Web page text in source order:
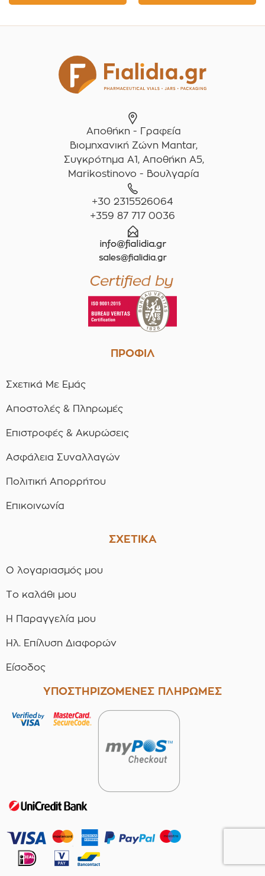
Αποθήκη - Γραφεία
Βιομηχανική Ζώνη Mantar,
Συγκρότημα A1, Αποθήκη Α5,
Marikostinovo - Βουλγαρία
+30 2315526064
+359 87 717 0036
ΠΡΟΦΙΛ
Σχετικά Με Εμάς
Αποστολές & Πληρωμές
Επιστροφές & Ακυρώσεις
Ασφάλεια Συναλλαγών
Πολιτική Απορρήτου
Επικοινωνία
ΣΧΕΤΙΚΑ
Ο λογαριασμός μου
Το καλάθι μου
Η Παραγγελία μου
Ηλ. Επίλυση Διαφορών
Είσοδος
ΥΠΟΣΤΗΡΙΖΟΜΕΝΕΣ ΠΛΗΡΩΜΕΣ